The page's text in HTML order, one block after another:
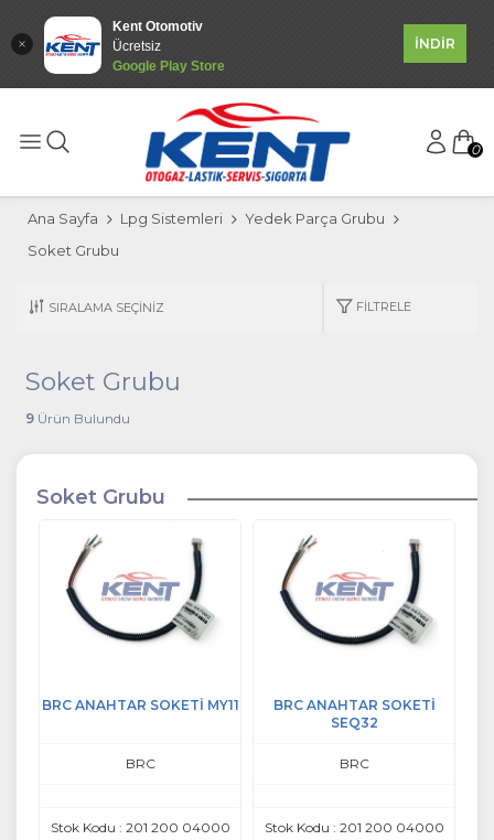
Kent Otomotiv
Ücretsiz
Google Play Store
İNDİR
0
Ana Sayfa Lpg Sistemleri
Yedek Parça Grubu
Soket Grubu
FILTRELE
Soket Grubu
9Ürün Bulundu
Soket Grubu
BRC ANAHTAR SOKETİ MY11
BRC
Stok Kodu : 201 200 04000
BRC ANAHTAR SOKETİ
SEQ32
BRC
Stok Kodu : 201 200 04000